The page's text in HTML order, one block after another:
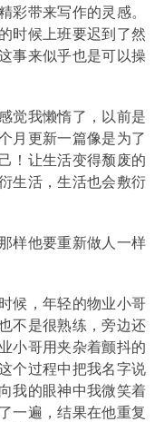
彩带来写作的灵感。
时候上班要迟到了然
事来似乎也是可以操
觉我懒惰了，以前是
月更新一篇像是为了
！让生活变得颓废的
生活，生活也会敷衍
样他要重新做人一样
候，年轻的物业小哥
不是很熟练，旁边还
小哥用夹杂着颤抖的
个过程中把我名字说
我的眼神中我微笑着
一遍，结果在他重复